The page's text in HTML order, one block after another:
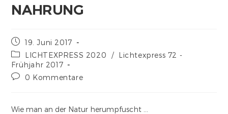
NAHRUNG
19. Juni 2017
LICHTEXPRESS 2020
/
Lichtexpress 72 -
Frühjahr 2017
0 Kommentare
Wie man an der Natur herumpfuscht …